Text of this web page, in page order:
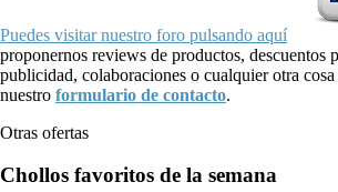
Puedes visitar nuestro foro pulsando aquí
proponernos reviews de productos, descuentos
publicidad, colaboraciones o cualquier otra cosa
nuestro formulario de contacto.
Otras ofertas
Chollos favoritos de la semana